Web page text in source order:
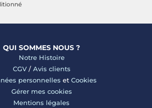
QUI SOMMES NOUS ?
Notre Histoire
CGV/ Avis clients
personnelles et Cookies
Gérer mes cookies
Mentions légales